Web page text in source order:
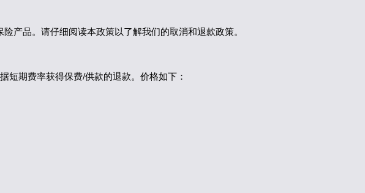
产品。请仔细阅读本政策以了解我们的取消和退款政策。
短期费率获得保费/供款的退款。价格如下：